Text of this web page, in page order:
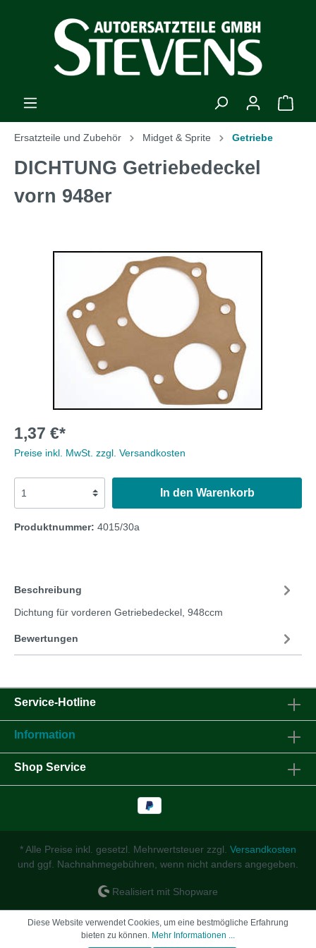
Ersatzteile und Zubehör Midget & Sprite Getriebe
DICHTUNG Getriebedeckel
vorn 948er
1,37 €*
Preise inkl. MwSt. zzgl. Versandkosten
In den Warenkorb
Produktnummer: 4015/30a
Beschreibung
Dichtung für vorderen Getriebedeckel, 948ccm
Bewertungen
Service-Hotline
Information
Shop Service
* Alle Preise inkl. gesetzl. Mehrwertsteuer zzgl. Versandkosten
und ggf. Nachnahmegebühren, wenn nicht anders angegeben.
Realisiert mit Shopware
Diese Website verwendet Cookies, um eine bestmögliche Erfahrung
bieten zu können. Mehr Informationen ...